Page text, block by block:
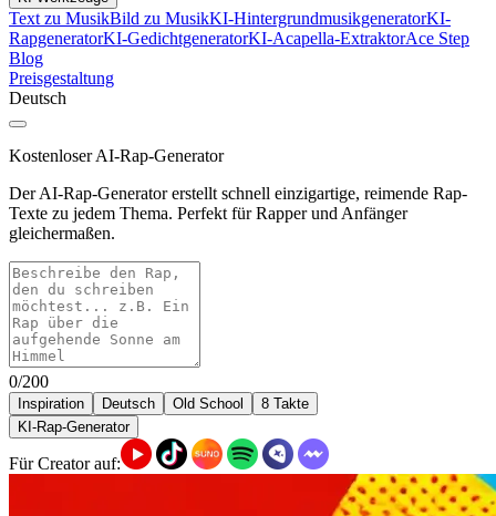
Text zu MusikBild zu MusikKI-HintergrundmusikgeneratorKI-
RapgeneratorKI-GedichtgeneratorKI-Acapella-ExtraktorAce Step
Blog
Preisgestaltung
Deutsch
Kostenloser AI-Rap-Generator
Der AI-Rap-Generator erstellt schnell einzigartige, reimende Rap-
Texte zu jedem Thema. Perfekt für Rapper und Anfänger
gleichermaßen.
0/200
Inspiration Deutsch Old School
8 Takte
KI-Rap-Generator
Für Creator auf: